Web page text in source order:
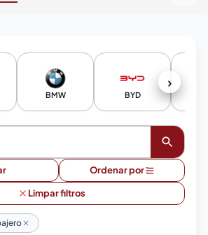
›
BMW BYD
Ordenar por
Limpar filtros